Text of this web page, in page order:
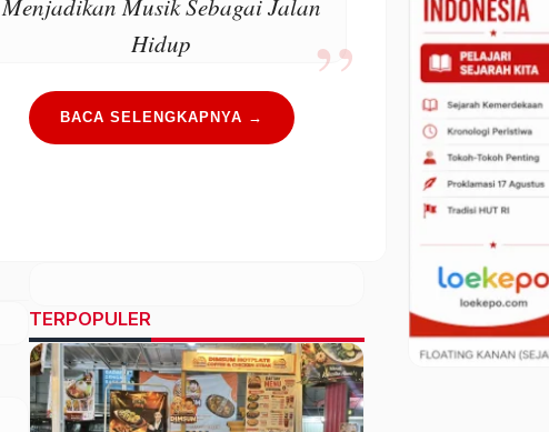
Menjadikan Musik Sebagai Jalan
Hidup
BACA SELENGKAPNYA →
TERPOPULER